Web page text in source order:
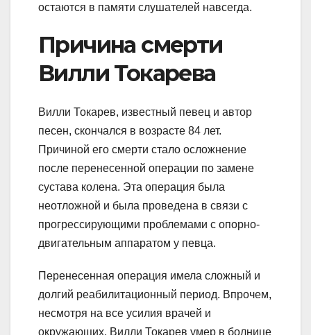
остаются в памяти слушателей навсегда.
Причина смерти
Вилли Токарева
Вилли Токарев, известный певец и автор
песен, скончался в возрасте 84 лет.
Причиной его смерти стало осложнение
после перенесенной операции по замене
сустава колена. Эта операция была
неотложной и была проведена в связи с
прогрессирующими проблемами с опорно-
двигательным аппаратом у певца.
Перенесенная операция имела сложный и
долгий реабилитационный период. Впрочем,
несмотря на все усилия врачей и
окружающих, Вилли Токарев умер в болнице